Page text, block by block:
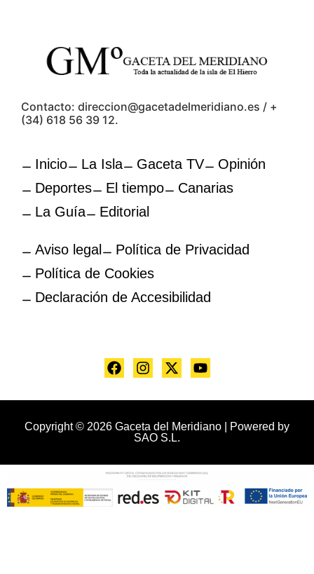
Contacto: direccion@gacetadelmeridiano.es / +
(34) 618 56 39 12.
Inicio La Isla Gaceta TV
Opinión
Deportes
El tiempo
Canarias
La Guía
Editorial
Aviso legal
Política de Privacidad
Política de Cookies
Declaración de Accesibilidad
Copyright © 2026 Gaceta del Meridiano | Powered by
SAO S.L.